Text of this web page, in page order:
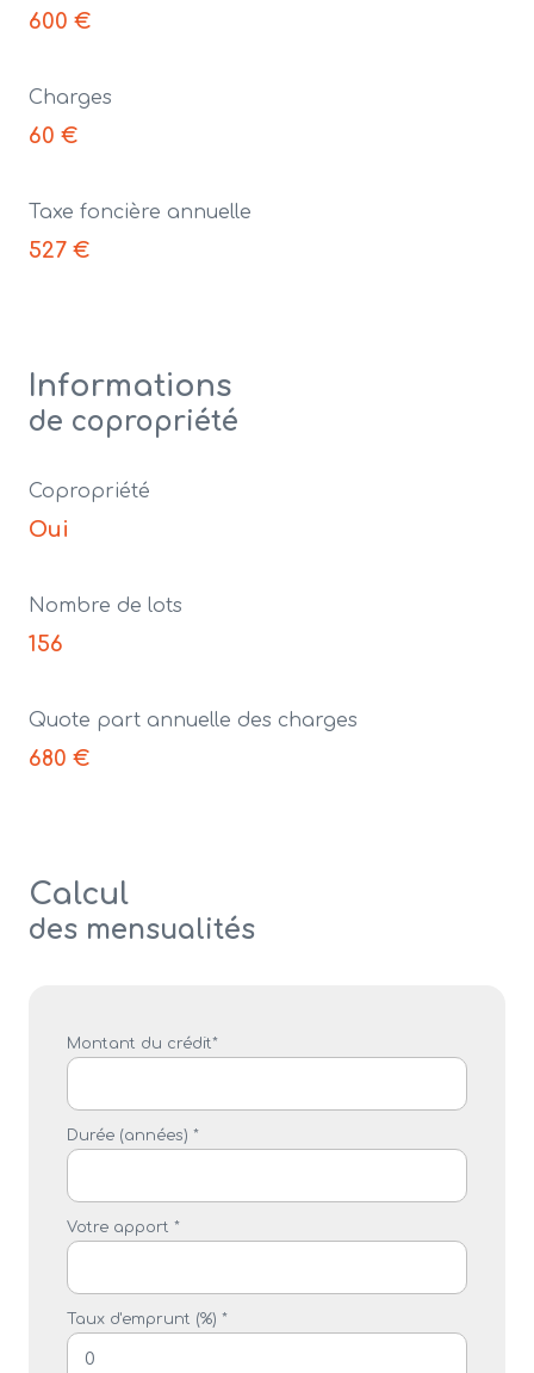
600 €
Charges
60 €
Taxe foncière annuelle
527 €
Informations
de copropriété
Copropriété
Oui
Nombre de lots
156
Quote part annuelle des charges
680 €
Calcul
des mensualités
Montant du crédit*
Durée (années) *
Votre apport *
Taux d'emprunt (%) *